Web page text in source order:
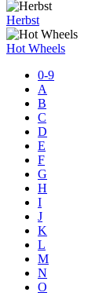
Herbst
Hot Wheels
0-9
A
B
C
D
E
F
G
H
I
J
K
L
M
N
O